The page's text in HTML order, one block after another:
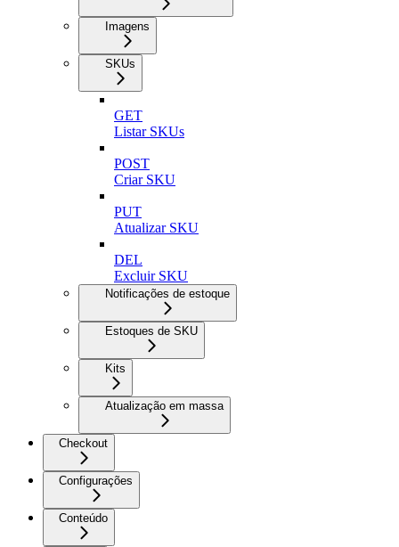
Imagens
SKUs
GET
Listar SKUs
POST
Criar SKU
PUT
Atualizar SKU
DEL
Excluir SKU
Notificações de estoque
Estoques de SKU
Kits
Atualização em massa
Checkout
Configurações
Conteúdo